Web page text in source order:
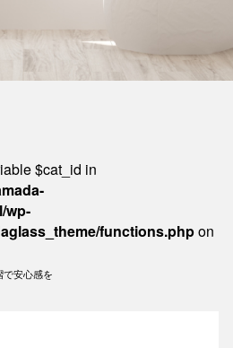
$cat_id in
wp-
functions.phpon
安心感を